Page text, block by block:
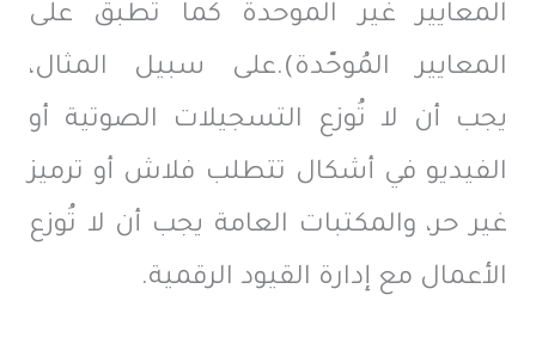
المعايير غير الموحدة كما تُطبق على
المعايير المُوحّدة).على سبيل المثال،
يجب أن لا تُوزع التسجيلات الصوتية أو
الفيديو في أشكال تتطلب فلاش أو ترميز
غير حر، والمكتبات العامة يجب أن لا تُوزع
الأعمال مع إدارة القيود الرقمية.